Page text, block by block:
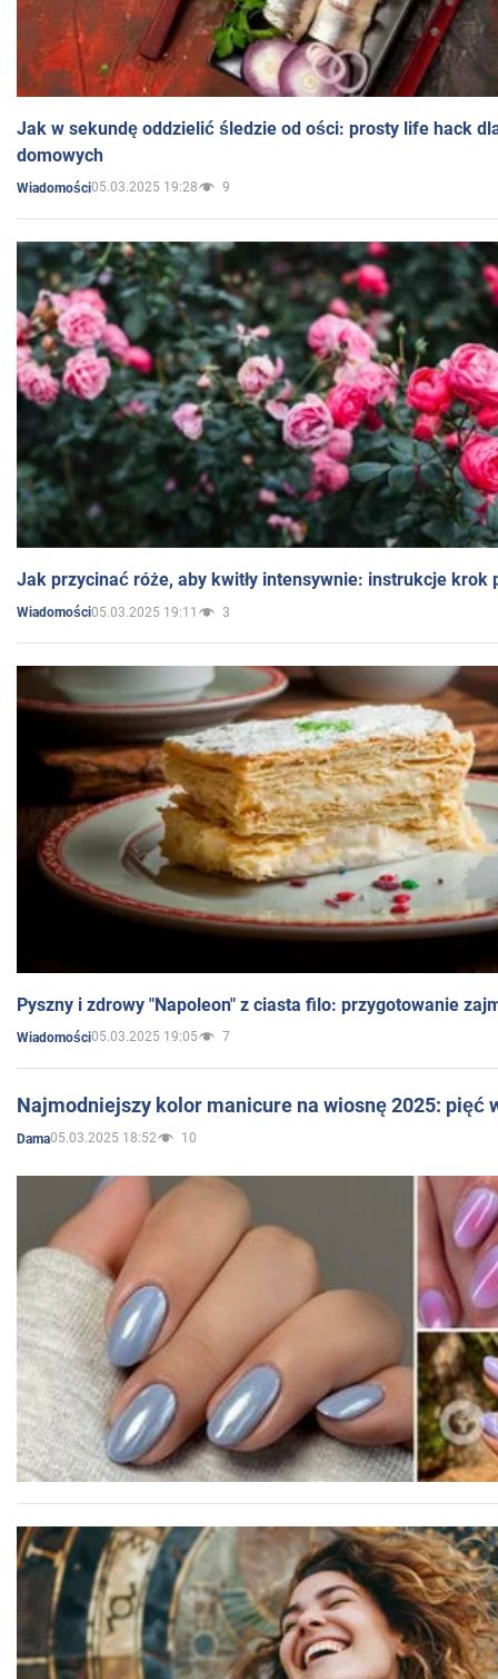
Jak w sekundę oddzielić śledzie od ości: prosty life hack
domowych
Wiadomości05.03.2025 19:28 9
Jak przycinać róże, aby kwitły intensywnie: instrukcje krok
Wiadomości05.03.2025 19:11 3
Pyszny i zdrowy "Napoleon" z ciasta filo: przygotowanie
Wiadomości05.03.2025 19:05 7
Najmodniejszy kolor manicure na wiosnę 2025: pięć
Dama05.03.2025 18:52 10